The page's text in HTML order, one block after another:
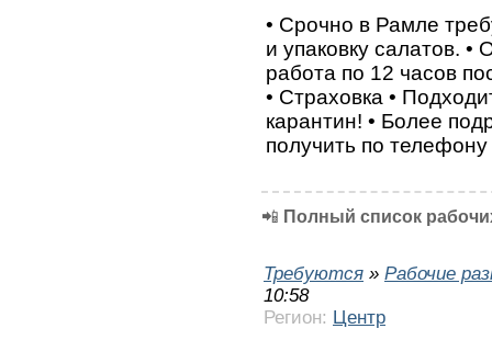
• Срочно в Рамле
и упаковку салатов.
работа по 12 часов
• Страховка •
карантин! • Более
получить по
📲 Полный список
Требуются » Рабочие
10:58
Регион: Центр